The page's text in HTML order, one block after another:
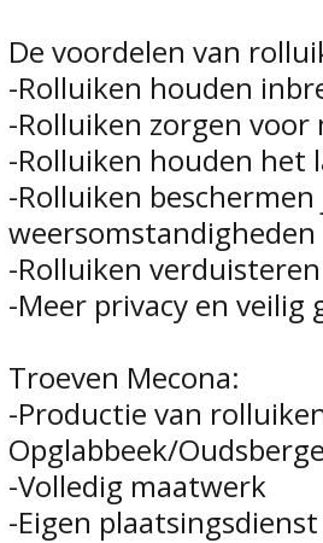
De voordelen van
-Rolluiken houden
-Rolluiken zorgen voor
-Rolluiken houden het
-Rolluiken
weersomstandigheden
-Rolluiken verduisteren
-Meer privacy en veilig
Troeven Mecona:
-Productie van
Opglabbeek/
-Volledig maatwerk
-Eigen plaatsingsdienst